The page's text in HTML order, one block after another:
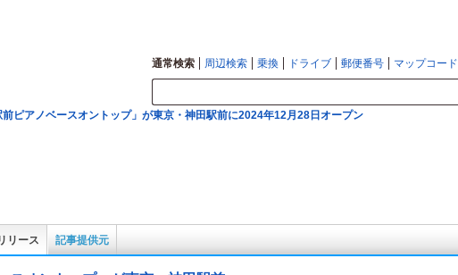
通常検索 周辺検索 乗換 ドライブ 郵便番号 マップコード
ピアノベースオントップ」が東京・神田駅前に2024年12月28日オープン
リース 記事提供元